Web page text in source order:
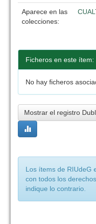
Aparece en las
colecciones:
Ficheros en este ítem:
No hay ficheros
Mostrar el registro
Los ítems de RIUdeG
con todos los
indique lo contrario.